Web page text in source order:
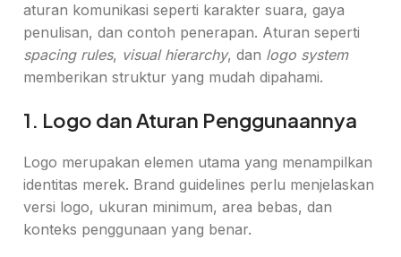
aturan komunikasi seperti karakter suara, gaya
penulisan, dan contoh penerapan. Aturan seperti
spacing rules, visual hierarchy, dan logo system
memberikan struktur yang mudah dipahami.
1. Logo dan Aturan Penggunaannya
Logo merupakan elemen utama yang menampilkan
identitas merek. Brand guidelines perlu menjelaskan
versi logo, ukuran minimum, area bebas, dan
konteks penggunaan yang benar.